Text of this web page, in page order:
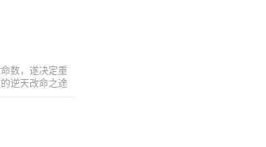
于是岩森一边
们的日益相
为岩森的到来
数，遂决定重
逆天改命之途